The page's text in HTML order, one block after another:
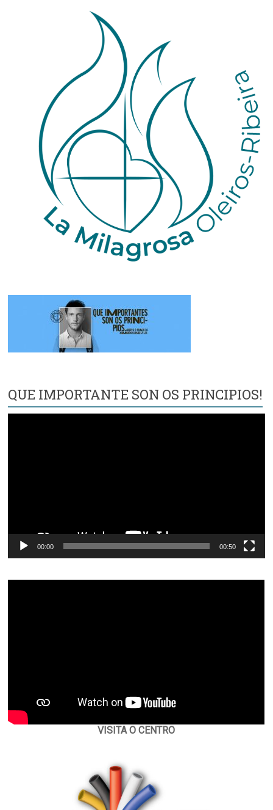
QUE IMPORTANTE SON OS PRINCIPIOS!
00:00 00:50
VISITA O CENTRO